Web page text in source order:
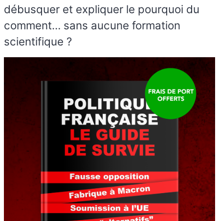
débusquer et expliquer le pourquoi du
comment… sans aucune formation
scientifique ?